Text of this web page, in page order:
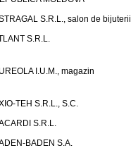
S.R.L., salon de bijuterii
S.R.L.
I.U.M., magazin
TEH S.R.L., S.C.
S.R.L.
BADEN S.A.